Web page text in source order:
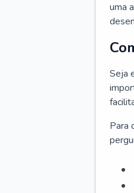
uma
Seja
Para